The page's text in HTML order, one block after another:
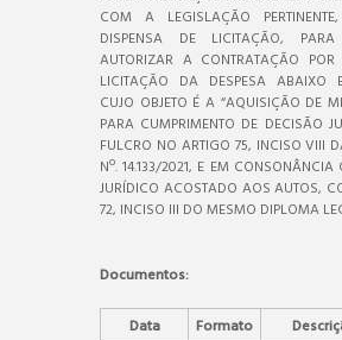
COM A LEGISLAÇÃO
DISPENSA DE LICITAÇÃO,
AUTORIZAR A CONTRATAÇÃO POR
LICITAÇÃO DA DESPESA ABAIXO
CUJO OBJETO É A “AQUISIÇÃO DE
PARA CUMPRIMENTO DE DECISÃO
FULCRO NO ARTIGO 75, INCISO VIII
Nº. 14.133/2021, E EM CONSONÂNCIA
JURÍDICO ACOSTADO AOS AUTOS,
72, INCISO III DO MESMO DIPLOMA
Documentos:
Data Formato